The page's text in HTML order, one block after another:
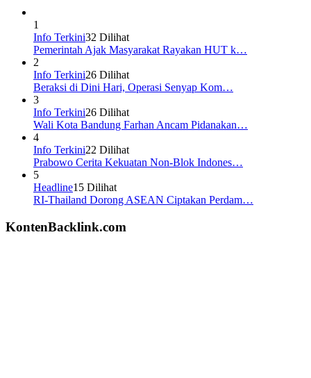
1
Info Terkini32 Dilihat
Pemerintah Ajak Masyarakat Rayakan HUT k…
2
Info Terkini26 Dilihat
Beraksi di Dini Hari, Operasi Senyap Kom…
3
Info Terkini26 Dilihat
Wali Kota Bandung Farhan Ancam Pidanakan…
4
Info Terkini22 Dilihat
Prabowo Cerita Kekuatan Non-Blok Indones…
5
Headline15 Dilihat
RI-Thailand Dorong ASEAN Ciptakan Perdam…
KontenBacklink.com